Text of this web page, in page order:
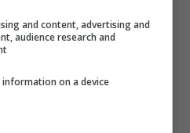
and content, advertising and
audience research and
on a device